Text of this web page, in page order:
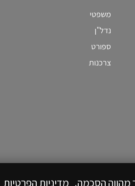
משפטי
נדל"ן
ספורט
צרכנות
הסכמה. מדיניות הפרטיות